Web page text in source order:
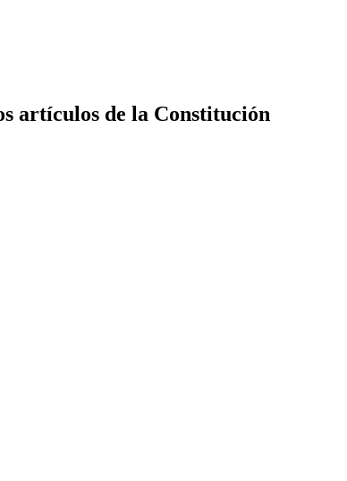
artículos de la Constitución